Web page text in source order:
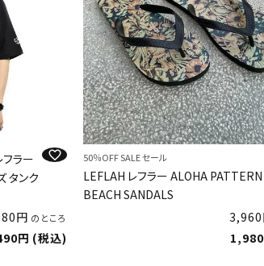
ラー
タンク
のところ
税込
50％OFF SALE セール
LEFLAH レフラー ALOHA PATTERN
BEACH SANDALS
3,960
1,980